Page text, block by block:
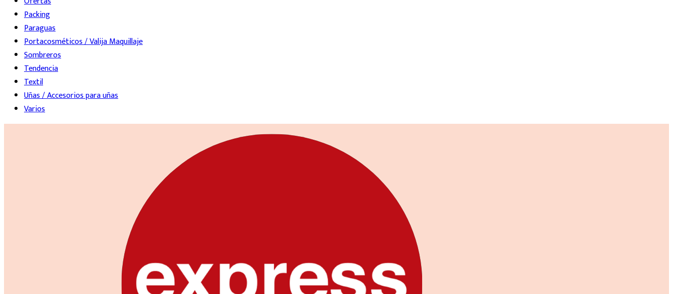
Packing
Paraguas
Portacosméticos / Valija Maquillaje
Sombreros
Tendencia
Textil
Uñas / Accesorios para uñas
Varios